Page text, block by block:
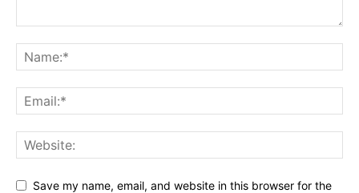
Save my name, email, and website in this browser for the